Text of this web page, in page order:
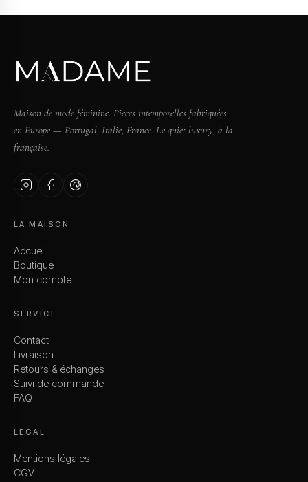
Maison de mode féminine. Pièces intemporelles fabriquées
en Europe — Portugal, Italie, France. Le quiet luxury, à la
française.
LA MAISON
Accueil
Boutique
Mon compte
SERVICE
Contact
Livraison
Retours & échanges
Suivi de commande
FAQ
LÉGAL
Mentions légales
CGV